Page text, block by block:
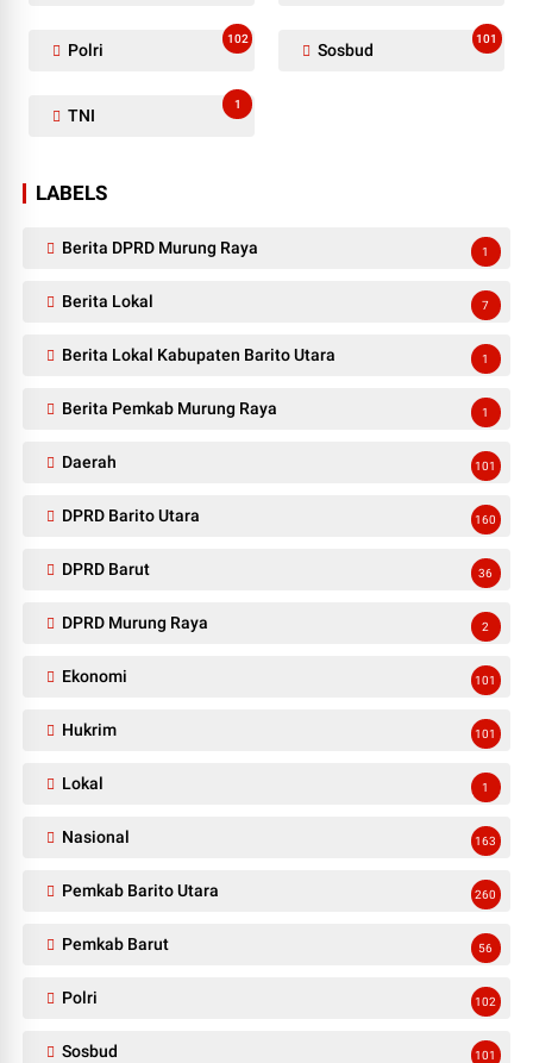
Polri
102
Sosbud
101
TNI
1
LABELS
Berita DPRD Murung Raya 1
Berita Lokal 7
Berita Lokal Kabupaten Barito Utara 1
Berita Pemkab Murung Raya 1
Daerah 101
DPRD Barito Utara 160
DPRD Barut 36
DPRD Murung Raya 2
Ekonomi 101
Hukrim 101
Lokal 1
Nasional 163
Pemkab Barito Utara 260
Pemkab Barut 56
Polri 102
Sosbud 101